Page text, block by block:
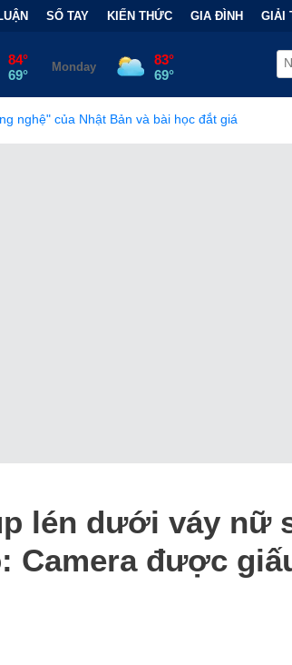
SỔ TAY KIẾN THỨC GIA ĐÌNH GIẢI
và bài học đắt giá • Bẫy Tài Chính Đằng
lén dưới váy nữ
Camera được